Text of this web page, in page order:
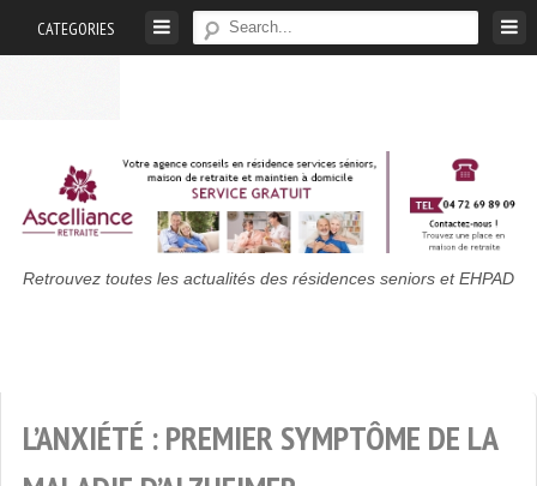
CATEGORIES
Maison
Des
Retrouvez toutes les actualités des résidences seniors et EHPAD
L’ANXIÉTÉ : PREMIER SYMPTÔME DE LA